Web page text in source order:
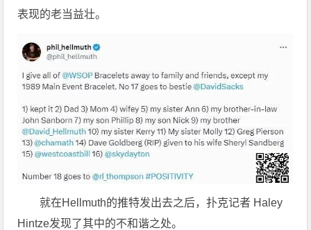
表现的老当益壮。
就在Hellmuth的推特发出去之后，扑克记者 Haley
Hintze发现了其中的不和谐之处。